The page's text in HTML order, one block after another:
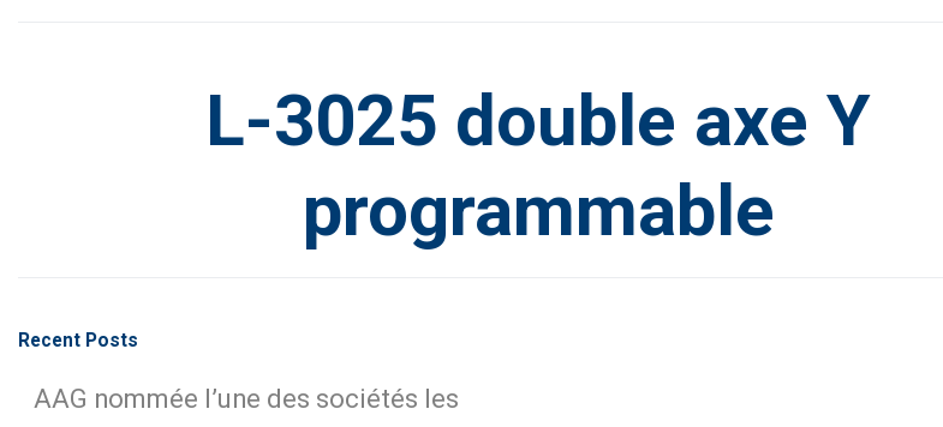
L-3025 double axe Y
programmable
Recent Posts
AAG nommée l’une des sociétés les